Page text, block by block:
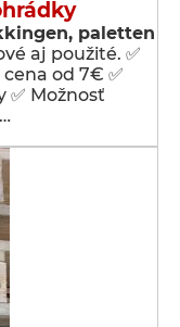
paletten
aj použité. ✅
od 7€ ✅
Možnosť